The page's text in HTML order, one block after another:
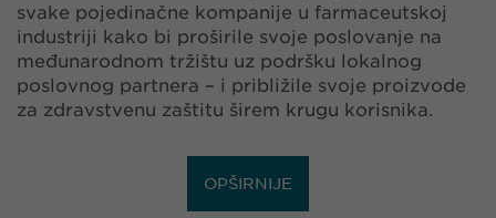
svake pojedinačne kompanije u farmaceutskoj
industriji kako bi proširile svoje poslovanje na
međunarodnom tržištu uz podršku lokalnog
poslovnog partnera – i približile svoje proizvode
za zdravstvenu zaštitu širem krugu korisnika.
OPŠIRNIJE